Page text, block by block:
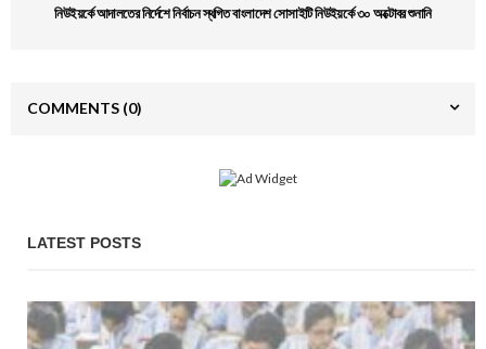
নিউইয়র্কে আদালতের নির্দেশে নির্বাচন স্থগিত বাংলাদেশ সোসাইটি নিউইয়র্কে ৩০ অক্টোবর শুনানি
COMMENTS (0)
LATEST POSTS